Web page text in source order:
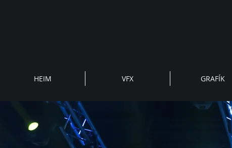
HEIM VFX GRAFÍK